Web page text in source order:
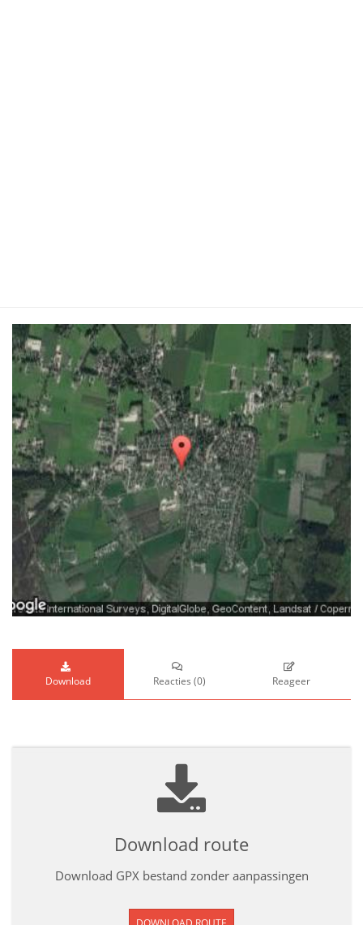
Download Reacties (0) Reageer
Download route
Download GPX bestand zonder aanpassingen